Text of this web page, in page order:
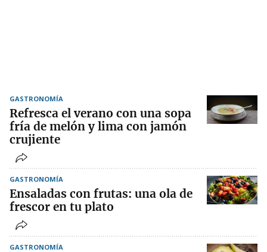
GASTRONOMÍA
Refresca el verano con una sopa
fría de melón y lima con jamón
crujiente
GASTRONOMÍA
Ensaladas con frutas: una ola de
frescor en tu plato
GASTRONOMÍA